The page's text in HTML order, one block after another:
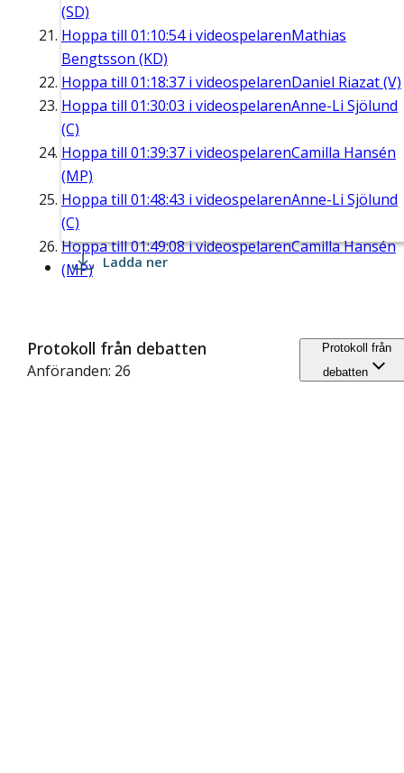
(SD)
Hoppa till 01:10:54i videospelarenMathias
Bengtsson (KD)
Hoppa till 01:18:37 i videospelarenDaniel Riazat (V)
Hoppa till 01:30:03 i videospelarenAnne-Li Sjölund
(C)
Hoppa till 01:39:37 i videospelarenCamilla Hansén
(MP)
Hoppa till 01:48:43 i videospelarenAnne-Li Sjölund
(C)
Hoppa till01:49:08i videospelarenCamilla Hansén
(MP) Ladda ner
Protokoll från debatten
Anföranden: 26
Protokoll från
debatten